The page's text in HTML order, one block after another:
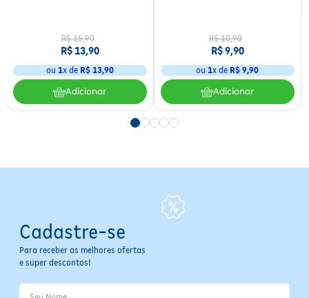
R$ 15,90
R$13,90
ou 1x de R$ 13,90
Adicionar
R$ 10,90
R$9,90
ou1x de R$ 9,90
Adicionar
Cadastre-se
Para receber as melhores ofertas
e super descontos!